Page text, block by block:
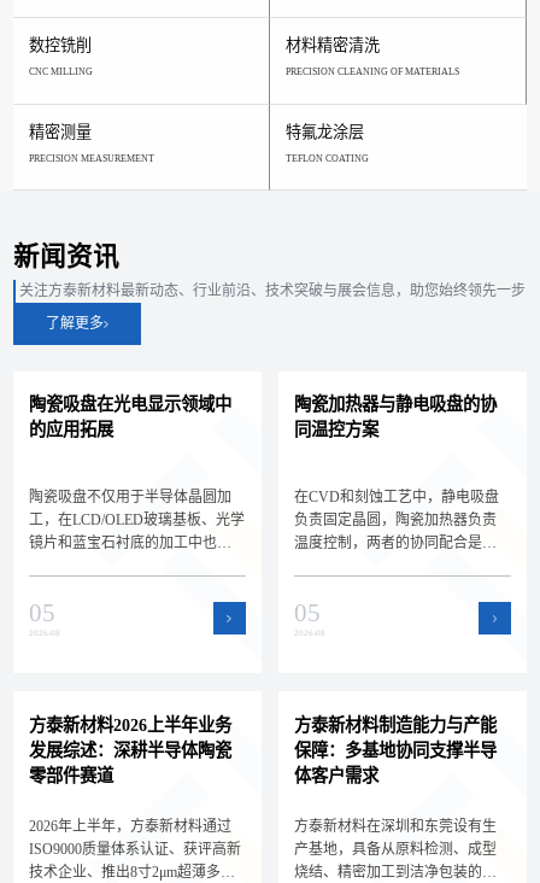
数控铣削
CNC MILLING
材料精密清洗
PRECISION CLEANING OF MATERIALS
精密测量
PRECISION MEASUREMENT
特氟龙涂层
TEFLON COATING
新闻资讯
关注方泰新材料最新动态、行业前沿、技术突破与展会信息，助您始终领先一步
了解更多
陶瓷吸盘在光电显示领域中
的应用拓展
陶瓷吸盘不仅用于半导体晶圆加
工，在LCD/OLED玻璃基板、光学
镜片和蓝宝石衬底的加工中也扮
域的新应用场景和选型差异，拓
展核心产品的应用边界。
05
2026-08
陶瓷加热器与静电吸盘的协
同温控方案
在CVD和刻蚀工艺中，静电吸盘
负责固定晶圆，陶瓷加热器负责
温度控制，两者的协同配合是实
瓷加热器的集成方案和选型要
点，帮助设备工程师设计高效的
05
2026-08
方泰新材料2026上半年业务
发展综述：深耕半导体陶瓷
零部件赛道
2026年上半年，方泰新材料通过
ISO9000质量体系认证、获评高新
技术企业、推出8寸2μm超薄多孔
方泰新材料制造能力与产能
保障：多基地协同支撑半导
体客户需求
方泰新材料在深圳和东莞设有生
产基地，具备从原料检测、成型
烧结、精密加工到洁净包装的全